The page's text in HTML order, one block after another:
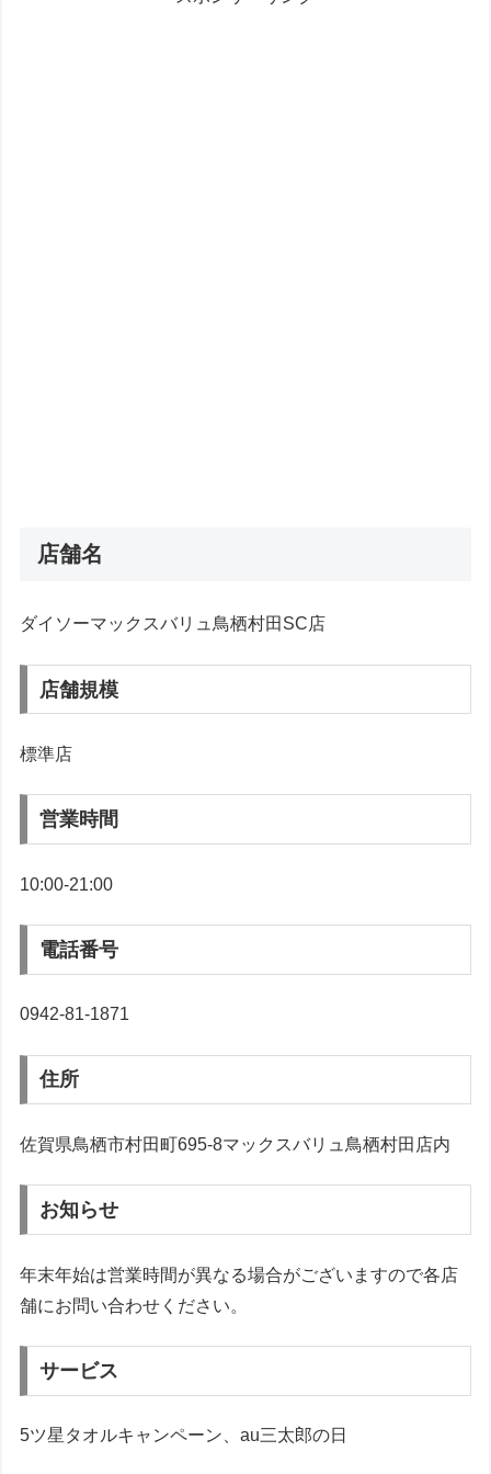
店舗名
ダイソーマックスバリュ鳥栖村田SC店
店舗規模
標準店
営業時間
10:00-21:00
電話番号
0942-81-1871
住所
佐賀県鳥栖市村田町695-8マックスバリュ鳥栖村田店内
お知らせ
年末年始は営業時間が異なる場合がございますので各店
舗にお問い合わせください。
サービス
5ツ星タオルキャンペーン、au三太郎の日